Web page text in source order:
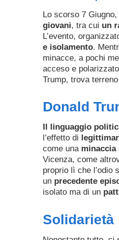
Lo scorso 7 Giugno,
giovani, tra cui un
L’evento,
e isolamento.
minacce, a pochi
acceso e
Trump, trova
Donald
Il linguaggio
l’effetto di
come una
Vicenza, come
proprio lì che l’odio
un precedente
isolato ma di un
Solidarietà